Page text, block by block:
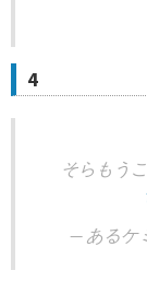
4
そらもう
— あるケ